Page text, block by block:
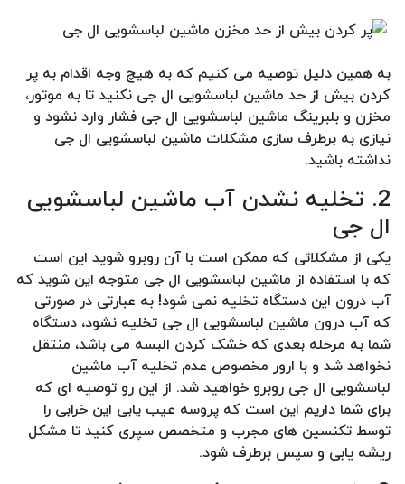
به همین دلیل توصیه می کنیم که به هیچ وجه اقدام به پر
کردن بیش از حد ماشین لباسشویی ال جی نکنید تا به موتور،
مخزن و بلبرینگ ماشین لباسشویی ال جی فشار وارد نشود و
نیازی به برطرف سازی مشکلات ماشین لباسشویی ال جی
نداشته باشید.
2. تخلیه نشدن آب ماشین لباسشویی
ال جی
یکی از مشکلاتی که ممکن است با آن روبرو شوید این است
که با استفاده از ماشین لباسشویی ال جی متوجه این شوید که
آب درون این دستگاه تخلیه نمی شود! به عبارتی در صورتی
که آب درون ماشین لباسشویی ال جی تخلیه نشود، دستگاه
شما به مرحله بعدی که خشک کردن البسه می باشد، منتقل
نخواهد شد و با ارور مخصوص عدم تخلیه آب ماشین
لباسشویی ال جی روبرو خواهید شد. از این رو توصیه ای که
برای شما داریم این است که پروسه عیب یابی این خرابی را
توسط تکنسین های مجرب و متخصص سپری کنید تا مشکل
ریشه یابی و سپس برطرف شود.